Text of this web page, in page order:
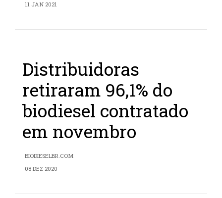
11 JAN 2021
Distribuidoras
retiraram 96,1% do
biodiesel contratado
em novembro
BIODIESELBR.COM
08 DEZ 2020